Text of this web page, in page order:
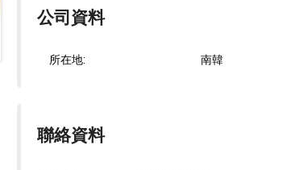
公司資料
所在地: 南韓
聯絡資料